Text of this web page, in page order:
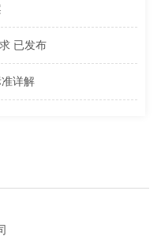
已发布
详解